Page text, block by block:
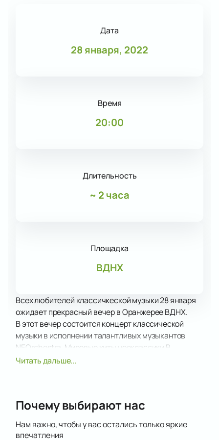
Дата
28 января, 2022
Время
20:00
Длительность
~ 2 часа
Площадка
ВДНХ
Всех любителей классичкеской музыки 28 января
ожидает прекрасный вечер в Оранжерее ВДНХ.
В этот вечер состоится концерт классической
музыки в исполнении талантливых музыкантов
NEOrchestra. Мировые хиты неоклассики В
концертную программу вошли произведения
композиции неоклассиков в исполнении камерного
Получите массу удовольствия от прослушивания
Читать дальше...
Почему выбирают нас
Нам важно, чтобы у вас остались только яркие
впечатления